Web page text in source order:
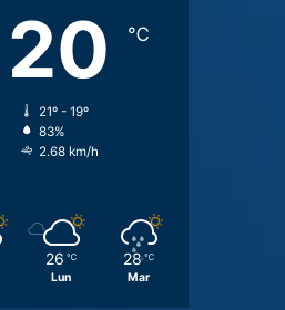
20 ℃
21º - 19º
83%
2.68 km/h
26 ℃
Lun
28 ℃
Mar